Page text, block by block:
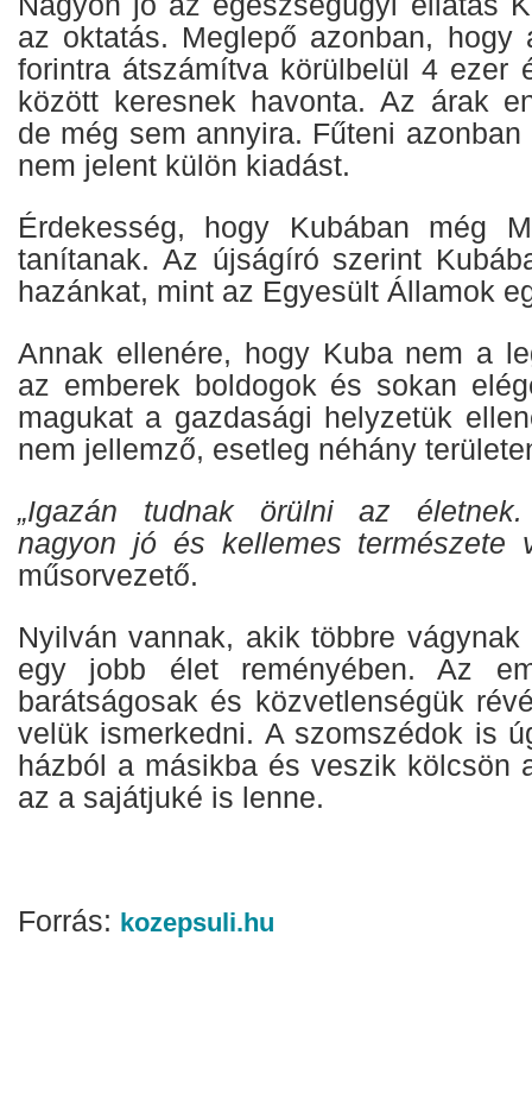
az oktatás. Meglepő azonban, hogy
forintra átszámítva körülbelül 4 ezer
között keresnek havonta. Az árak
de még sem annyira. Fűteni
nem jelent külön kiadást.
Érdekesség, hogy Kubában még
tanítanak. Az újságíró szerint
hazánkat, mint az Egyesült Államok
Annak ellenére, hogy Kuba nem a
az emberek boldogok és sokan
magukat a gazdasági helyzetük
nem jellemző, esetleg néhány
„Igazán tudnak örülni az
nagyon jó és kellemes természete
műsorvezető.
Nyilván vannak, akik többre
egy jobb élet reményében. Az
barátságosak és közvetlenségük
velük ismerkedni. A szomszédok is
házból a másikba és veszik kölcsön
az a sajátjuké is lenne.
Forrás: kozepsuli.hu